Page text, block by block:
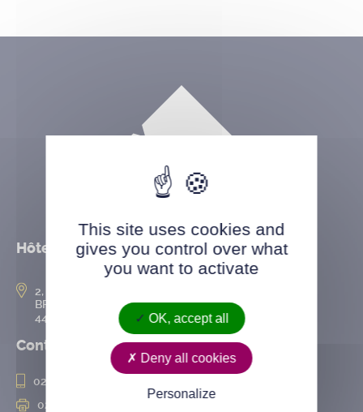
Hôtel de ville
2, rue de l’Hôtel-de-Ville
BP 50167
44802 Saint-Herblain cedex
Contact
02 28 25 20 00
02 28 25 20 10
This site uses cookies and
gives you control over what
you want to activate
OK, accept all
Deny all cookies
Personalize